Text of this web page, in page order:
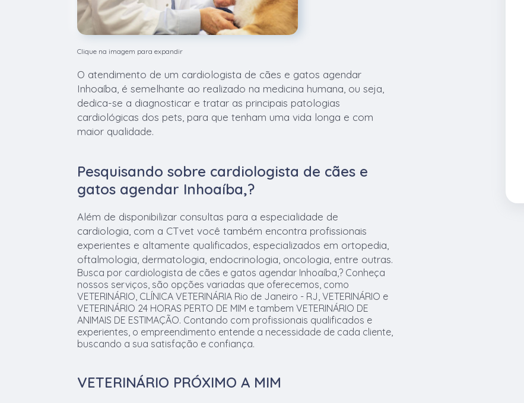
Clique na imagem para expandir
O atendimento de um cardiologista de cães e gatos agendar
Inhoaíba, é semelhante ao realizado na medicina humana, ou seja,
dedica-se a diagnosticar e tratar as principais patologias
cardiológicas dos pets, para que tenham uma vida longa e com
maior qualidade.
Pesquisando sobre cardiologista de cães e
gatos agendar Inhoaíba,?
Além de disponibilizar consultas para a especialidade de
cardiologia, com a CTvet você também encontra profissionais
experientes e altamente qualificados, especializados em ortopedia,
oftalmologia, dermatologia, endocrinologia, oncologia, entre outras.
Busca por cardiologista de cães e gatos agendar Inhoaíba,? Conheça
nossos serviços, são opções variadas que oferecemos, como
VETERINÁRIO, CLÍNICA VETERINÁRIA Rio de Janeiro - RJ, VETERINÁRIO e
VETERINÁRIO 24 HORAS PERTO DE MIM e tambem VETERINÁRIO DE
ANIMAIS DE ESTIMAÇÃO. Contando com profissionais qualificados e
experientes, o empreendimento entende a necessidade de cada cliente,
buscando a sua satisfação e confiança.
VETERINÁRIO PRÓXIMO A MIM